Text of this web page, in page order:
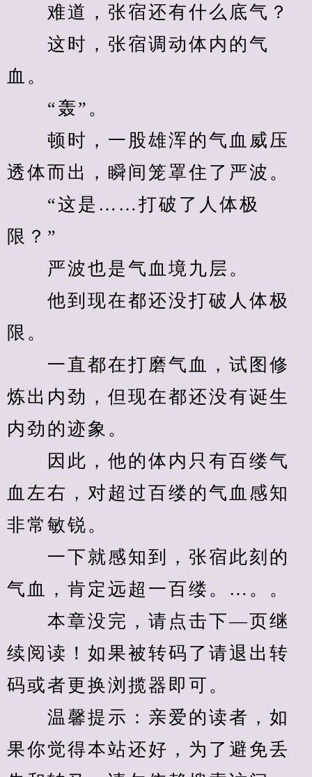
难道，张宿还有什么底气？
这时，张宿调动体内的气
血。
“轰”。
顿时，一股雄浑的气血威压
透体而出，瞬间笼罩住了严波。
“这是……打破了人体极
限？”
严波也是气血境九层。
他到现在都还没打破人体极
限。
一直都在打磨气血，试图修
炼出内劲，但现在都还没有诞生
内劲的迹象。
因此，他的体内只有百缕气
血左右，对超过百缕的气血感知
非常敏锐。
一下就感知到，张宿此刻的
气血，肯定远超一百缕。…。。
本章没完，请点击下—页继
续阅读！如果被转码了请退出转
码或者更换浏揽器即可。
温馨提示：亲爱的读者，如
果你觉得本站还好，为了避免丢